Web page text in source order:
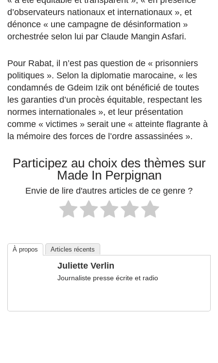
d’observateurs nationaux et internationaux », et
dénonce « une campagne de désinformation »
orchestrée selon lui par Claude Mangin Asfari.
Pour Rabat, il n’est pas question de « prisonniers
politiques ». Selon la diplomatie marocaine, « les
condamnés de Gdeim Izik ont bénéficié de toutes
les garanties d’un procès équitable, respectant les
normes internationales », et leur présentation
comme « victimes » serait une « atteinte flagrante à
la mémoire des forces de l’ordre assassinées ».
Participez au choix des thèmes sur
Made In Perpignan
Envie de lire d'autres articles de ce genre ?
À propos Articles récents
Juliette Verlin
Journaliste presse écrite et radio